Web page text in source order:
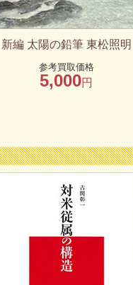
新編 太陽の鉛筆 東松照明
参考買取価格
5,000円